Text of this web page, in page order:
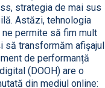
strategia de mai sus
Astăzi, tehnologia
permite să fim mult
să transformăm afișajul
de performanță
(DOOH) are o
din mediul online: